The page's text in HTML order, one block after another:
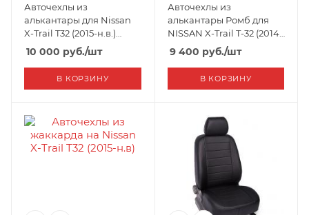
Авточехлы из
алькантары для Nissan
X-Trail T32 (2015-н.в.)
"Автопилот"
10 000 руб./шт
В КОРЗИНУ
Авточехлы из
алькантары Ромб для
NISSAN X-Trail T-32 (2014-
н.в.) "Seintex"
9 400 руб./шт
В КОРЗИНУ